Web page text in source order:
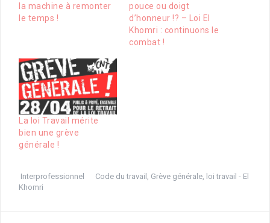
la machine à remonter
le temps !
pouce ou doigt
d’honneur !? – Loi El
Khomri : continuons le
combat !
La loi Travail mérite
bien une grève
générale !
Interprofessionnel Code du travail Grève générale loi travail - El
Khomri